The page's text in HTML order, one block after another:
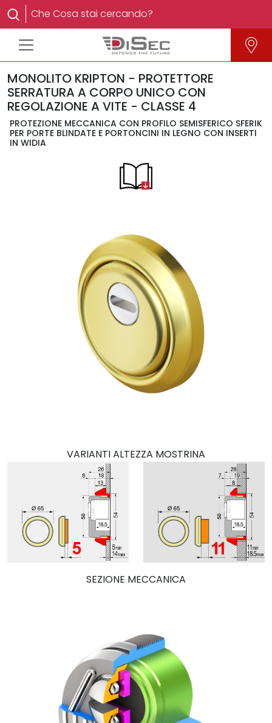
MONOLITO KRIPTON - PROTETTORE
SERRATURA A CORPO UNICO CON
REGOLAZIONE A VITE - CLASSE 4
PROTEZIONE MECCANICA CON PROFILO SEMISFERICO SFERIK
PER PORTE BLINDATE E PORTONCINI IN LEGNO CON INSERTI
IN WIDIA
VARIANTI ALTEZZA MOSTRINA
SEZIONE MECCANICA